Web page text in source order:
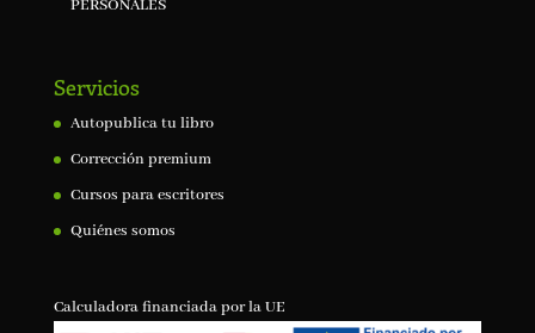
PERSONALES
Servicios
Autopublica tu libro
Corrección premium
Cursos para escritores
Quiénes somos
Calculadora financiada por la UE